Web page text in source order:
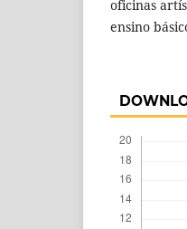
oficinas
ensino